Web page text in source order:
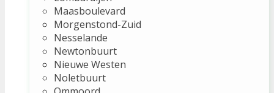
Maasboulevard
Morgenstond-Zuid
Nesselande
Newtonbuurt
Nieuwe Westen
Noletbuurt